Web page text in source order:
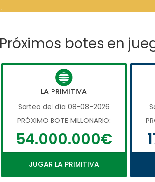
Próximos botes en
LA PRIMITIVA
Sorteo del día 08-08-2026
PRÓXIMO BOTE MILLONARIO:
54.000.000€
JUGAR LA PRIMITIVA